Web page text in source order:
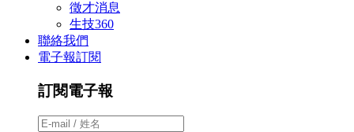
徵才消息
生技360
聯絡我們
電子報訂閱
訂閱電子報